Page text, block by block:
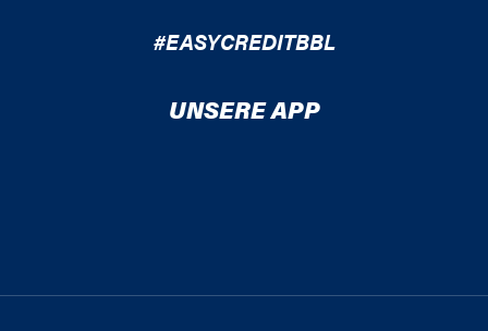
#EASYCREDITBBL
UNSERE APP